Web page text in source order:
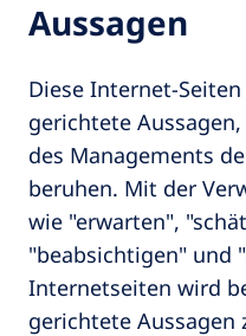
Aussagen
Diese Internet-
gerichtete
des Managements
beruhen. Mit der
wie "erwarten",
"beabsichtigen" und
Internetseiten wird
gerichtete Aussagen